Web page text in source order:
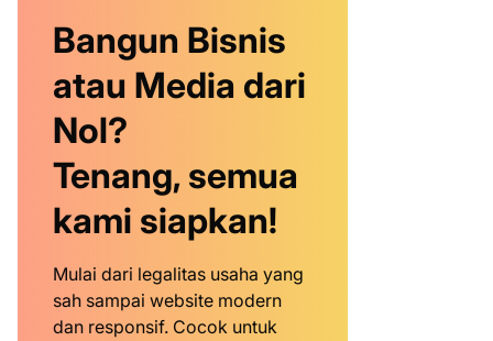
Bangun Bisnis
atau Media dari
Nol?
Tenang, semua
kami siapkan!
Mulai dari legalitas usaha yang
sah sampai website modern
dan responsif. Cocok untuk